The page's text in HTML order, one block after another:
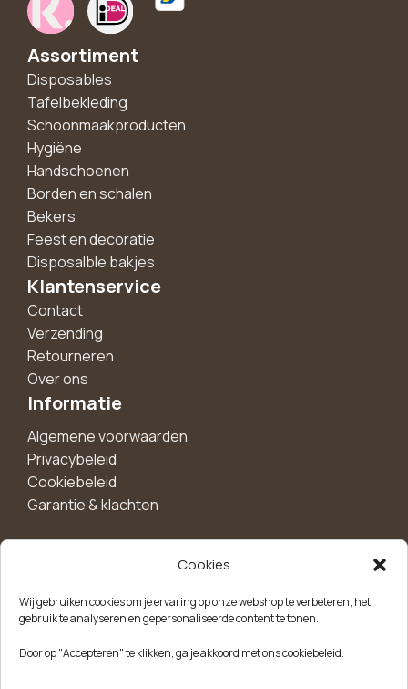
Cookies
Wij gebruiken cookies om je ervaring op onze webshop te verbeteren, het
gebruik te analyseren en gepersonaliseerde content te tonen.
Door op "Accepteren" te klikken, ga je akkoord met ons cookiebeleid.
Assortiment
Disposables
Tafelbekleding
Schoonmaakproducten
Hygiëne
Handschoenen
Borden en schalen
Bekers
Feest en decoratie
Disposalble bakjes
Klantenservice
Contact
Verzending
Retourneren
Over ons
Informatie
Algemene voorwaarden
Privacybeleid
Cookiebeleid
Garantie & klachten
korting!
aanbiedingen, nieuwe producten en handige tips.